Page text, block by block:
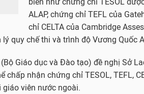
ALAP, chứng chỉ TEFL của
chỉ CELTA của Cambridge
quy chế thi và trình độ Vương Quốc
Giáo dục và Đào tạo) đề nghị Sở
chấp nhận chứng chỉ TESOL, TEFL,
viên nước ngoài.